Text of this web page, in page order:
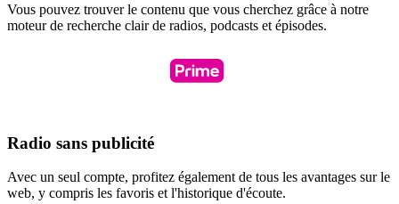
Vous pouvez trouver le contenu que vous cherchez grâce à notre
moteur de recherche clair de radios, podcasts et épisodes.
Radio sans publicité
Avec un seul compte, profitez également de tous les avantages sur le
web, y compris les favoris et l'historique d'écoute.